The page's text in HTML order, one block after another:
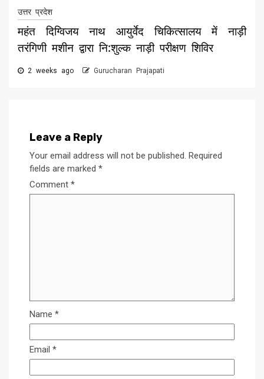
उत्तर प्रदेश
महंत दिग्विजय नाथ आयुर्वेद चिकित्सालय में नाड़ी
तरंगिणी मशीन द्वारा नि:शुल्क नाड़ी परीक्षण शिविर
2 weeks ago Gurucharan Prajapati
Leave a Reply
Your email address will not be published. Required
fields are marked *
Comment *
Name *
Email *